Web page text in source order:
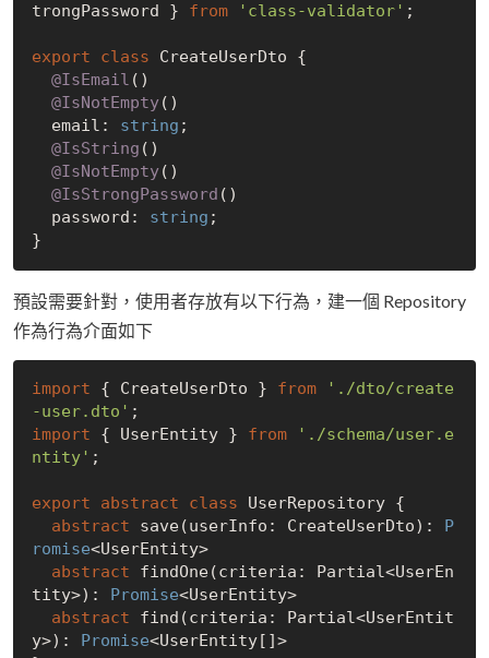
trongPassword } from 'class-validator' ;
export class CreateUserDto {
@IsEmail ()
@IsNotEmpty()
  email:
string ;
@IsString ()
@IsNotEmpty()
@IsStrongPassword ()
  password:
string ;
預設需要針對，使用者存放有以下行為，建一個 Repository
作為行為介面如下
import { CreateUserDto } from
'./dto/create
-user.dto'
import { UserEntity } from
'./schema/user.e
ntity' ;
export abstract class UserRepository {
abstract save(userInfo: CreateUserDto):
P
romise<UserEntity>
abstract findOne(criteria: Partial<UserEn
tity>):
Promise<UserEntity>
abstract find(criteria: Partial<UserEntit
y>):
Promise<UserEntity[]>